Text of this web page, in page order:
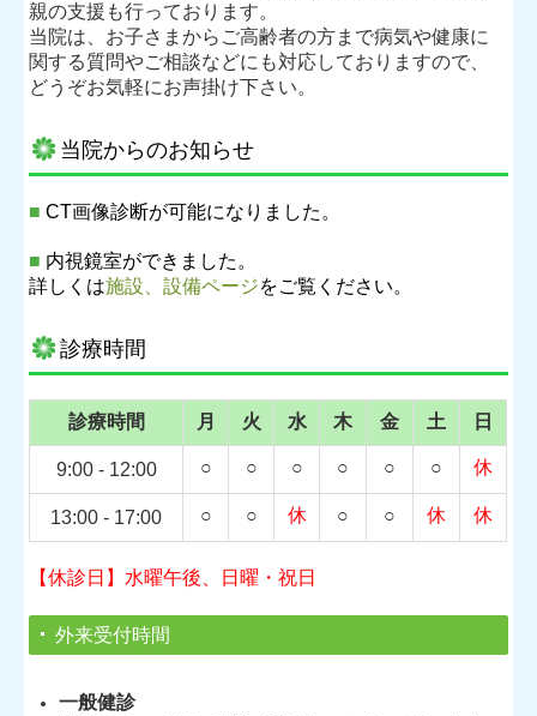
親の支援も行っております。
当院は、お子さまからご高齢者の方まで病気や健康に
関する質問やご相談などにも対応しておりますので、
どうぞお気軽にお声掛け下さい。
当院からのお知らせ
■ CT画像診断が可能になりました。
■ 内視鏡室ができました。
詳しくは施設、設備ページをご覧ください。
診療時間
診療時間 月 火 水 木 金 土 日
9:00- 12:00 ○ ○ ○ ○ ○ ○ 休
13:00 - 17:00 ○ ○ 休 ○ ○ 休 休
【休診日】水曜午後、日曜・祝日
外来受付時間
一般健診